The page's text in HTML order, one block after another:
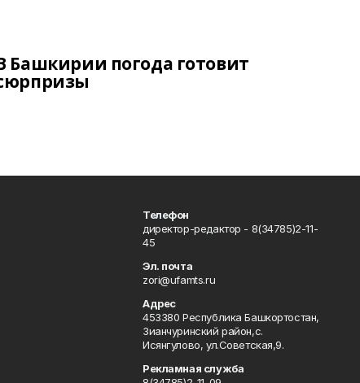
Башкирии погода готовит
Телефон
директор-редактор - 8(34785)2-11-
45
Эл. почта
zori@ufamts.ru
Адрес
453380 Республика Башкортостан,
Зианчуринский район,с.
Исянгулово, ул.Советская,9.
Рекламная служба